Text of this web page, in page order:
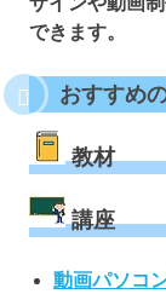
できます。
おすすめ
教材
講座
動画パソコ